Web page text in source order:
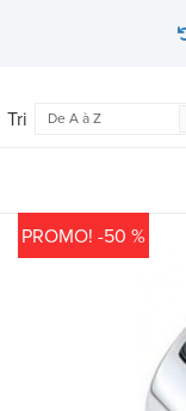
Tri De A à Z
PROMO! -50 %